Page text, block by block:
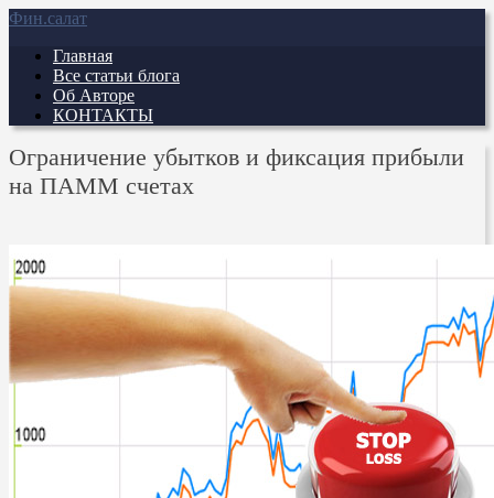
Фин.салат
Главная
Все статьи блога
Об Авторе
КОНТАКТЫ
Ограничение убытков и фиксация прибыли
на ПАММ счетах